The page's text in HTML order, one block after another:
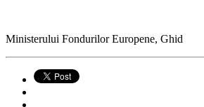
Ministerului Fondurilor Europene, Ghid